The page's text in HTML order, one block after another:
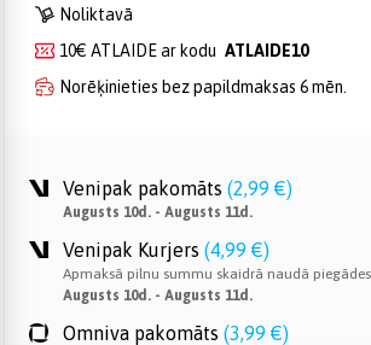
Noliktavā
10€ ATLAIDE ar kodu ATLAIDE10
Norēķinieties bez papildmaksas 6 mēn.
Venipak pakomāts (2,99 €)
Augusts 10d. - Augusts 11d.
Venipak Kurjers (4,99 €)
Apmaksā pilnu summu skaidrā naudā
Augusts 10d. - Augusts 11d.
Omniva pakomāts (3,99 €)